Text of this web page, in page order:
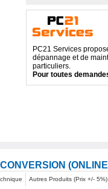
PC21 Services
dépannage et de
particuliers.
Pour toutes
Autres Produits (Prix +/- 5%)